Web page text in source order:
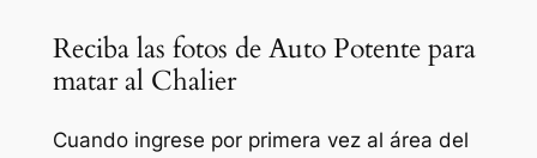
Reciba las fotos de Auto Potente para
matar al Chalier
Cuando ingrese por primera vez al área del